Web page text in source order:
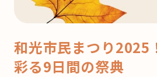
和光市民まつり2025
彩る9日間の祭典